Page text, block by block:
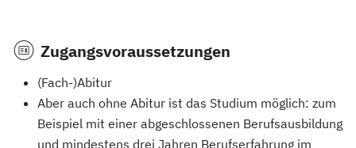
Zugangsvoraussetzungen
(Fach-)Abitur
Aber auch ohne Abitur ist das Studium möglich: zum
Beispiel mit einer abgeschlossenen Berufsausbildung
und mindestens drei Jahren Berufserfahrung im